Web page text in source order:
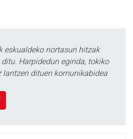
eskualdeko nortasun hitzak
Harpidedun eginda, tokiko
lantzen dituen komunikabidea